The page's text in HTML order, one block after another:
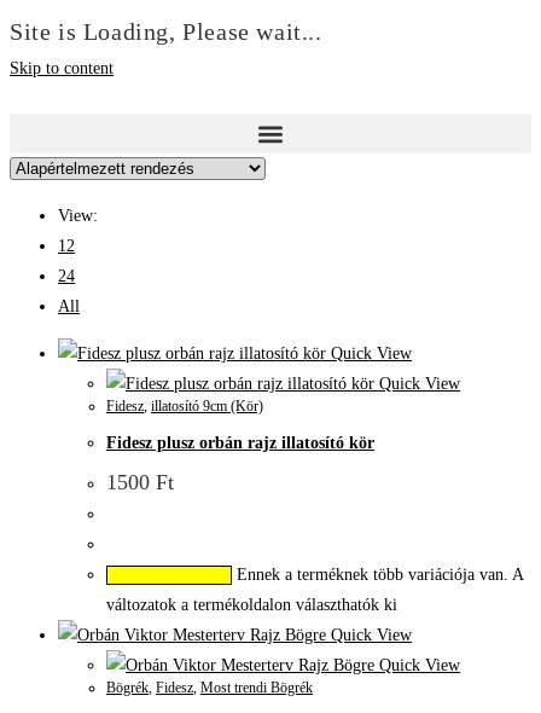
Site is Loading, Please wait...
Skip to content
View:
12
24
All
Quick View
Quick View
Fidesz, illatosító 9cm (Kör)
Fidesz plusz orbán rajz illatosító kör
1500 Ft
Ennek a terméknek több variációja van. A
változatok a termékoldalon választhatók ki
Quick View
Quick View
Bögrék, Fidesz, Most trendi Bögrék